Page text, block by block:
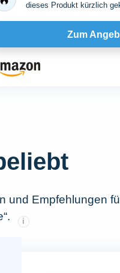
dieses Produkt kürzlich
Zum
und Empfehlungen
i